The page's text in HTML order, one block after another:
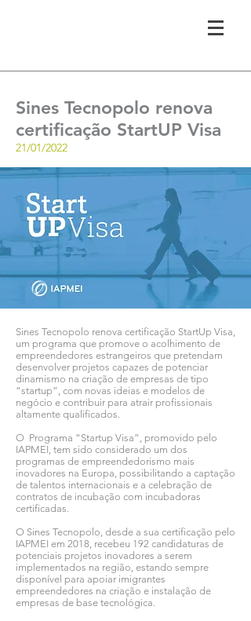
Sines Tecnopolo renova
certificação StartUP Visa
21/01/2022
Sines Tecnopolo renova certificação StartUp Visa,
um programa que promove o acolhimento de
empreendedores estrangeiros que pretendam
desenvolver projetos capazes de potenciar
dinamismo na criação de empresas de tipo
“startup”, com novas ideias e modelos de
negócio e contribuir para atrair profissionais
altamente qualificados.
O Programa “Startup Visa”, promovido pelo
IAPMEI, tem sido considerado um dos
programas de empreendedorismo mais
inovadores na Europa, possibilitando a captação
de talentos internacionais e a celebração de
contratos de incubação com incubadoras
certificadas.
O Sines Tecnopolo, desde a sua certificação pelo
IAPMEI em 2018, recebeu 192 candidaturas de
potenciais projetos inovadores a serem
implementados na região, estando sempre
disponível para apoiar imigrantes
empreendedores na criação e instalação de
empresas de base tecnológica.